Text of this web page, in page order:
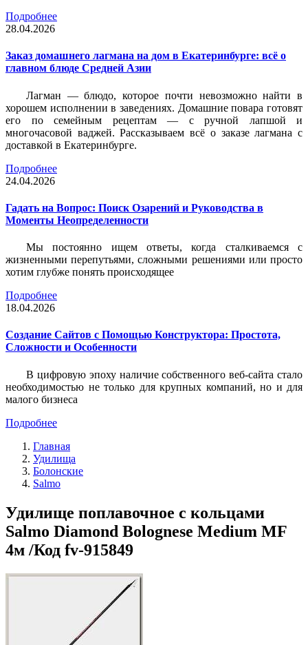
Подробнее
28.04.2026
Заказ домашнего лагмана на дом в Екатеринбурге: всё о
главном блюде Средней Азии
Лагман — блюдо, которое почти невозможно найти в
хорошем исполнении в заведениях. Домашние повара готовят
его по семейным рецептам — с ручной лапшой и
многочасовой ваджей. Рассказываем всё о заказе лагмана с
доставкой в Екатеринбурге.
Подробнее
24.04.2026
Гадать на Вопрос: Поиск Озарений и Руководства в
Моменты Неопределенности
Мы постоянно ищем ответы, когда сталкиваемся с
жизненными перепутьями, сложными решениями или просто
хотим глубже понять происходящее
Подробнее
18.04.2026
Создание Сайтов с Помощью Конструктора: Простота,
Сложности и Особенности
В цифровую эпоху наличие собственного веб-сайта стало
необходимостью не только для крупных компаний, но и для
малого бизнеса
Подробнее
Главная
Удилища
Болонские
Salmo
Удилище поплавочное с кольцами
Salmo Diamond Bolognese Medium MF
4м /Код fv-915849